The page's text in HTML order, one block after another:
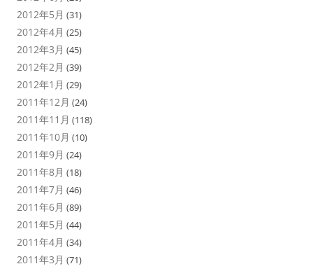
2012年5月 (31)
2012年4月 (25)
2012年3月 (45)
2012年2月 (39)
2012年1月 (29)
2011年12月 (24)
2011年11月 (118)
2011年10月 (10)
2011年9月 (24)
2011年8月 (18)
2011年7月 (46)
2011年6月 (89)
2011年5月 (44)
2011年4月 (34)
2011年3月 (71)